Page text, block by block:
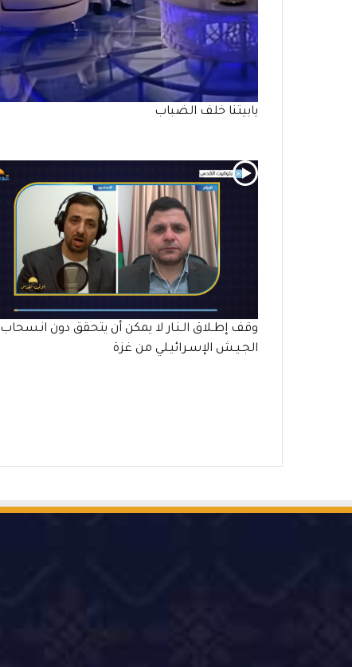
يابيتنا خلف الضباب
وقف إطـلاق الـنـار لا يمكن أن يتحقق دون انـسحاب
الجـيـش الإسـرائيـلي من غزة